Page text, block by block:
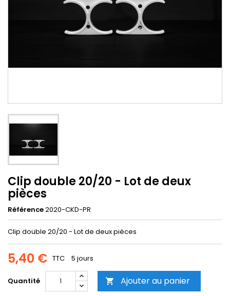
Clip double 20/20 - Lot de deux
pièces
Référence2020-CKD-PR
Clip double 20/20 - Lot de deux pièces
5,40 € TTC 5 jours
Quantité  Ajouter au panier